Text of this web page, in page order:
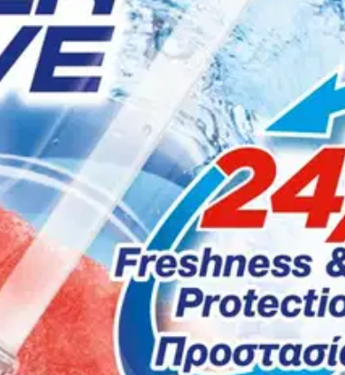
ja likasuojakoostumuksen sekä extra raikkaan tuoksun.